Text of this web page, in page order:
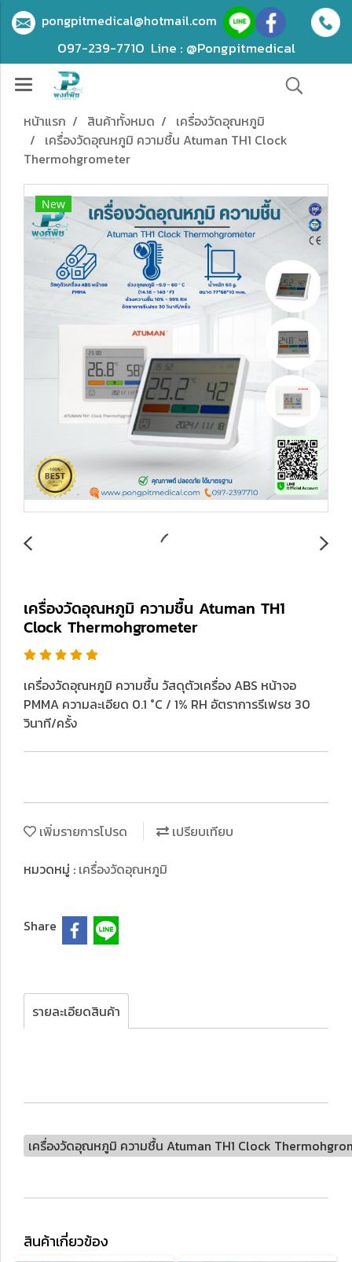
pongpitmedical@hotmail.com
097-239-7710 Line : @Pongpitmedical
หน้าแรก สินค้าทั้งหมด
เครื่องวัดอุณหภูมิ
เครื่องวัดอุณหภูมิ ความชื้น Atuman TH1 Clock
Thermohgrometer
New
เครื่องวัดอุณหภูมิ ความชื้น Atuman TH1
Clock Thermohgrometer
เครื่องวัดอุณหภูมิ ความชื้น วัสดุตัวเครื่อง ABS หน้าจอ
PMMA ความละเอียด 0.1 °C / 1% RH อัตราการรีเฟรช 30
วินาที/ครั้ง
เพิ่มรายการโปรด
เปรียบเทียบ
หมวดหมู่ : เครื่องวัดอุณหภูมิ
Share
รายละเอียดสินค้า
เครื่องวัดอุณหภูมิ ความชื้น Atuman TH1 Clock
สินค้าเกี่ยวข้อง